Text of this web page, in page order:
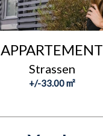
APPARTEMENT
Strassen
+/-33.00 m²